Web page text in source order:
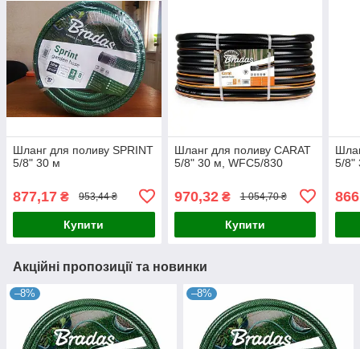
Шланг для поливу SPRINT
5/8" 30 м
877,17 ₴ 953,44 ₴
Купити
Шланг для поливу CARAT
5/8" 30 м, WFC5/830
970,32₴ 1 054,70 ₴
Купити
5/8"
Акційні пропозиції та новинки
–8% –8%